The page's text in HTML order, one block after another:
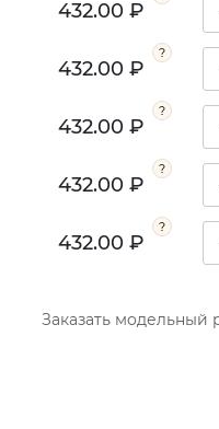
432.00 ₽
432.00 ₽
432.00 ₽
432.00 ₽
432.00 ₽
Заказать модельный